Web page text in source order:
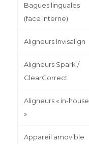
Bagues linguales
(face interne)
Aligneurs Invisalign
Aligneurs Spark /
ClearCorrect
Aligneurs « in-house
»
Appareil amovible